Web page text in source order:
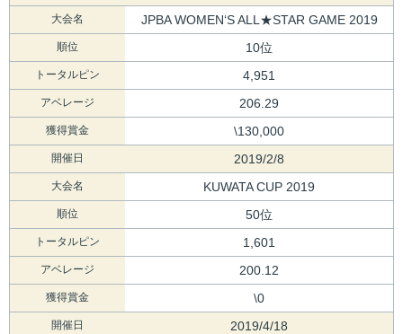
大会名 JPBA WOMEN‘S ALL★STAR GAME 2019
順位 10位
トータルピン 4,951
アベレージ 206.29
獲得賞金 \130,000
開催日 2019/2/8
大会名 KUWATA CUP 2019
順位 50位
トータルピン 1,601
アベレージ 200.12
獲得賞金 \0
開催日 2019/4/18